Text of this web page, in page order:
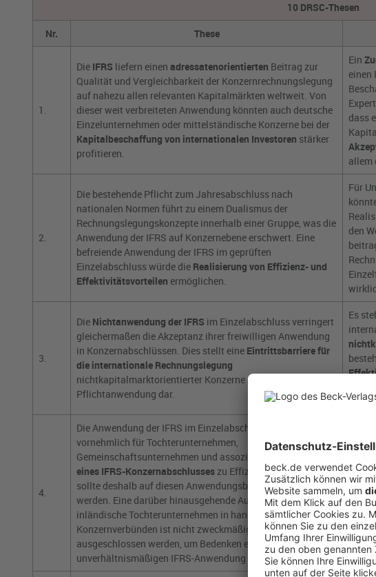
10 DRSC-Thesen
Nr.
These
1.
Die IFRS liefern einen adressatenorientierten Beitrag zur
Qualität und Vergleichbarkeit der Konzernrechnungslegung
auf nahezu allen relevanten Kapitalmärkten weltweit. Von
dieser weit verbreiteten Anwendung könnten auch deutsche
Einzelunternehmen oder mittelständische Konzerne bei der
Kapitalbeschaffung von internationalen Investoren stärker
profitieren.
Ein
einen
dass
allem
2.
Die bestehende Pflicht zum Jahresabschluss nach
nationalen Normen führt zu einem Dualismus der
Rechnungslegungskonzepte innerhalb einer Gruppe, was die
Anwendung der IFRS auf Konzernebene erschwert. Eine
befreiende Anwendung der IFRS im geprüften
Einzelabschluss würde die Realisierung von Effizienz- und
Effektivitätsvorteilen ermöglichen.
Für
den
3.
Die Nichtanwendung der IFRS im Einzelabschluss verringert
gleichermaßen die Akzeptanz ihrer freiwilligen Anwendung
in Konzernabschlüssen. Dies stellt eine Eintrittsbarriere für
die internationale Rechnungslegung
nichtkapitalmarktorientierter Konzerne außerhalb der
Pflichtanwendung dar.
Es
4.
Die Anwendung der IFRS im Einzelabschluss führt
vornehmlich für Tochterunternehmen,
Gemeinschaftsunternehmen und assoziierte
eines IFRS-Konzernabschlusseszu Effizienzgewinnen und
sollte deshalb auf diesen Anwendungsbereich beschränkt
werden. Eine darüber hinausgehende Ausweitung auf
inländische Tochterunternehmen in handelsrechtlichen
Konzernverbünden ist nicht zweckmäßig und sollte
ausgeschlossen werden, um Bedenken einer
unverhältnismäßigen IFRS-Anwendung zu begegnen.
Im